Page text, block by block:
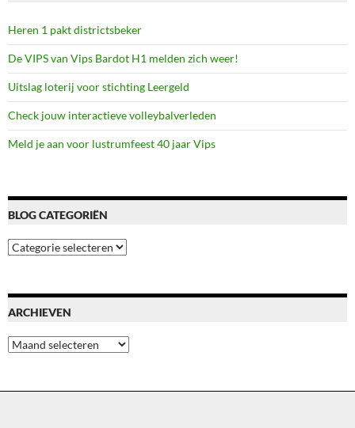
Heren 1 pakt districtsbeker
De VIPS van Vips Bardot H1 melden zich weer!
Uitslag loterij voor stichting Leergeld
Check jouw interactieve volleybalverleden
Meld je aan voor lustrumfeest 40 jaar Vips
BLOG CATEGORIËN
Blog
categoriën
ARCHIEVEN
Archieven